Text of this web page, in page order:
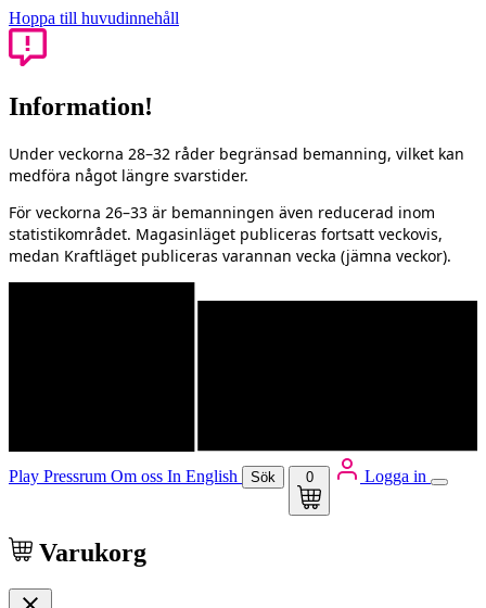
Hoppa till huvudinnehåll
Information!
Under veckorna 28–32 råder begränsad bemanning, vilket kan
medföra något längre svarstider.
För veckorna 26–33 är bemanningen även reducerad inom
statistikområdet. Magasinläget publiceras fortsatt veckovis,
medan Kraftläget publiceras varannan vecka (jämna veckor).
Play Pressrum Om oss In English Sök 0 Logga in
Varukorg